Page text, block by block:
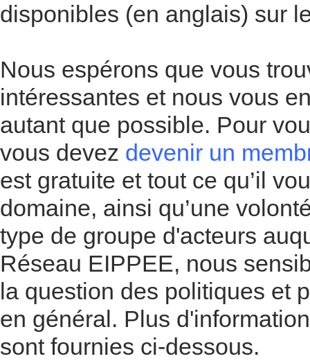
disponibles (en anglais) sur
Nous espérons que vous
intéressantes et nous vous
autant que possible. Pour
vous devez devenir un
est gratuite et tout ce qu’il
domaine, ainsi qu’une
type de groupe d'acteurs
Réseau EIPPEE, nous
la question des politiques et
en général. Plus
sont fournies ci-dessous.